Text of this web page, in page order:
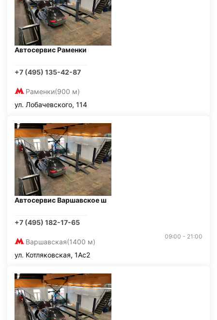
Автосервис Раменки
+7 (495) 135-42-87
Раменки(900 м)
ул. Лобачевского, 114
Автосервис Варшавское ш
+7 (495) 182-17-65
Варшавская(1400 м)
09:00 - 21:00
ул. Котляковская, 1Ас2